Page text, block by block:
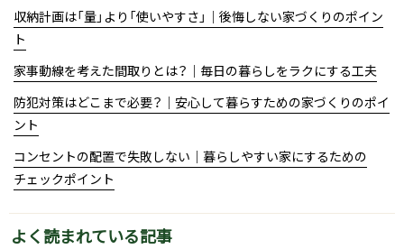
収納計画は「量」より「使いやすさ」｜後悔しない家づくりのポイン
ト
家事動線を考えた間取りとは？｜毎日の暮らしをラクにする工夫
防犯対策はどこまで必要？｜安心して暮らすための家づくりのポイ
ント
コンセントの配置で失敗しない｜暮らしやすい家にするための
チェックポイント
よく読まれている記事